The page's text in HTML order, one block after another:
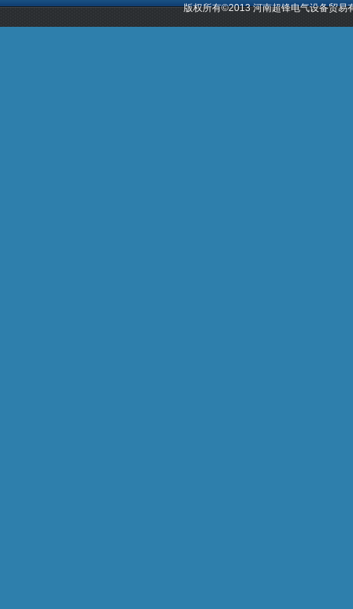
版权所有©2013 河南超锋电气设备贸易